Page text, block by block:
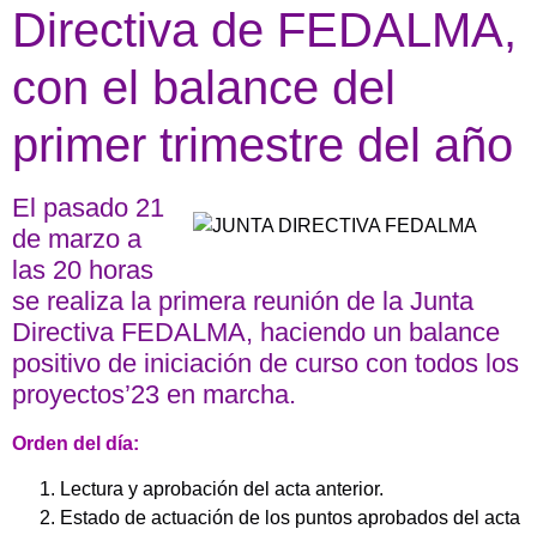
Directiva de FEDALMA,
con el balance del
primer trimestre del año
El pasado 21
de marzo a
las 20 horas
se realiza la primera reunión de la Junta
Directiva FEDALMA, haciendo un balance
positivo de iniciación de curso con todos los
proyectos’23 en marcha.
Orden del día:
Lectura y aprobación del acta anterior.
Estado de actuación de los puntos aprobados del acta